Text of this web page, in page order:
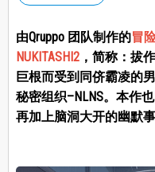
由Qruppo 团队制作的冒
NUKITASHI2，简称：拔
巨根而受到同侪霸凌的
秘密组织–NLNS。本作
再加上脑洞大开的幽默